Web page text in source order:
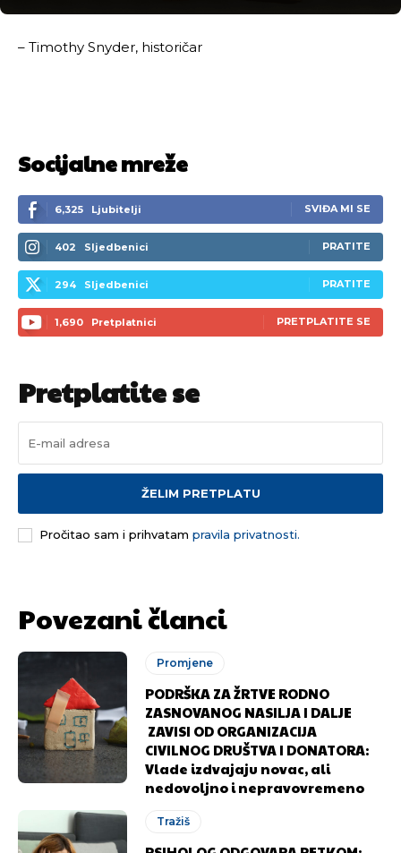
– Timothy Snyder, historičar
Socijalne mreže
6,325 Ljubitelji SVIĐA MI SE
402 Sljedbenici PRATITE
294 Sljedbenici PRATITE
1,690 Pretplatnici PRETPLATITE SE
Pretplatite se
ŽELIM PRETPLATU
Pročitao sam i prihvatam pravila privatnosti.
Povezani članci
Promjene
PODRŠKA ZA ŽRTVE RODNO
ZASNOVANOG NASILJA I DALJE
ZAVISI OD ORGANIZACIJA
CIVILNOG DRUŠTVA I DONATORA:
Vlade izdvajaju novac, ali
nedovoljno i nepravovremeno
Tražiš